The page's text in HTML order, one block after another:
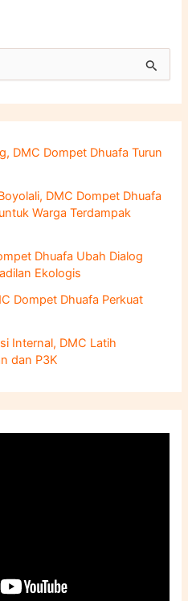
DMC Dompet Dhuafa Turun
DMC Dompet Dhuafa
Warga Terdampak
Dhuafa Ubah Dialog
Ekologis
Dompet Dhuafa Perkuat
Internal, DMC Latih
dan P3K